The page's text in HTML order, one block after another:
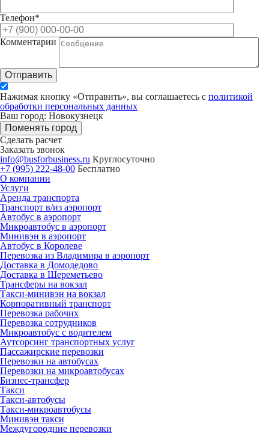
Телефон*
Комментарии
Отправить
Нажимая кнопку «Отправить», вы соглашаетесь с политикой
обработки персональных данных
Ваш город: Новокузнецк
Поменять город
Сделать расчет
Заказать звонок
info@busforbusiness.ru Круглосуточно
+7 (995) 222-48-00 Бесплатно
О компании
Услуги
Аренда транспорта
Транспорт в/из аэропорт
Автобус в аэропорт
Микроавтобус в аэропорт
Минивэн в аэропорт
Автобус в Королеве
Перевозка из Владимира в аэропорт
Доставка в Домодедово
Доставка в Шереметьево
Трансферы на вокзал
Такси-минивэн на вокзал
Корпоративный транспорт
Перевозка рабочих
Перевозка сотрудников
Микроавтобус с водителем
Аутсорсинг транспортных услуг
Пассажирские перевозки
Перевозки на автобусах
Перевозки на микроавтобусах
Бизнес-трансфер
Такси
Такси-автобусы
Такси-микроавтобусы
Минивэн такси
Междугородние перевозки